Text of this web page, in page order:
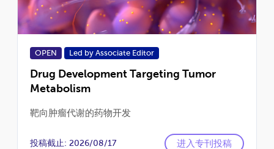
OPEN Led by Associate Editor
Drug Development Targeting Tumor
Metabolism
靶向肿瘤代谢的药物开发
投稿截止: 2026/08/17 进入专刊投稿